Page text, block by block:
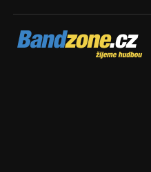
Bandzone.cz
žijeme hudbou